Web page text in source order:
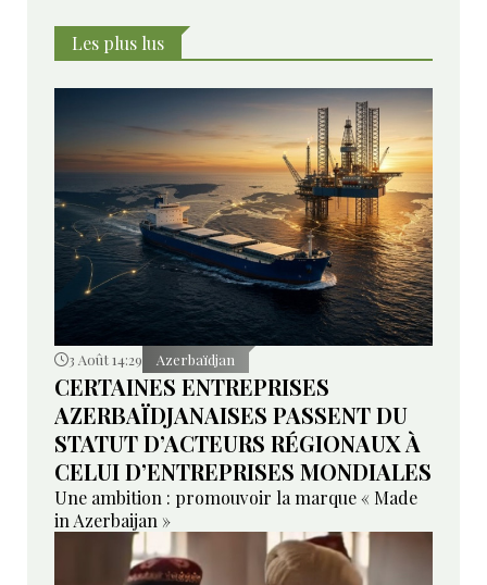
Les plus lus
3 Août 14:29 Azerbaïdjan
CERTAINES ENTREPRISES
AZERBAÏDJANAISES PASSENT DU
STATUT D’ACTEURS RÉGIONAUX À
CELUI D’ENTREPRISES MONDIALES
Une ambition : promouvoir la marque « Made
in Azerbaijan »